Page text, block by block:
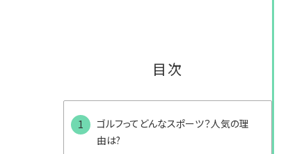
目次
ゴルフってどんなスポーツ？人気の理
由は?